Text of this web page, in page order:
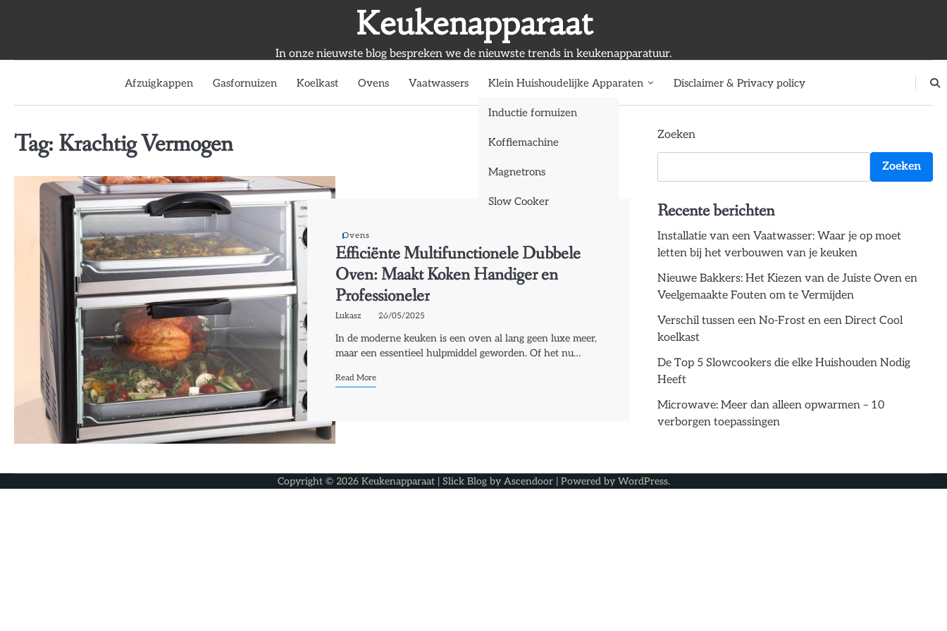
Keukenapparaat
In onze nieuwste blog bespreken we de nieuwste trends in keukenapparatuur.
Afzuigkappen Gasfornuizen Koelkast Ovens Vaatwassers Klein Huishoudelijke Apparaten
Inductie fornuizen
Koffiemachine
Magnetrons
Slow Cooker
Disclaimer & Privacy policy
Tag: Krachtig Vermogen
Ovens
Efficiënte Multifunctionele Dubbele
Oven: Maakt Koken Handiger en
Professioneler
Lukasz 26/05/2025
In de moderne keuken is een oven al lang geen luxe meer,
maar een essentieel hulpmiddel geworden. Of het nu…
Read More
Zoeken
Zoeken
Recente berichten
Installatie van een Vaatwasser: Waar je op moet
letten bij het verbouwen van je keuken
Nieuwe Bakkers: Het Kiezen van de Juiste Oven en
Veelgemaakte Fouten om te Vermijden
Verschil tussen een No-Frost en een Direct Cool
koelkast
De Top 5 Slowcookers die elke Huishouden Nodig
Heeft
Microwave: Meer dan alleen opwarmen – 10
verborgen toepassingen
Copyright © 2026 Keukenapparaat| Slick Blog by Ascendoor| Powered by WordPress.